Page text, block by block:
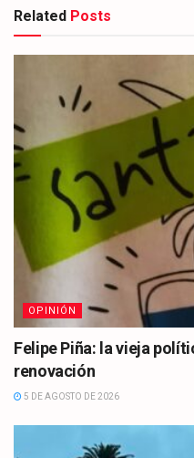
Related Posts
OPINIÓN
Felipe Piña: la vieja
renovación
5 DE AGOSTO DE 2026